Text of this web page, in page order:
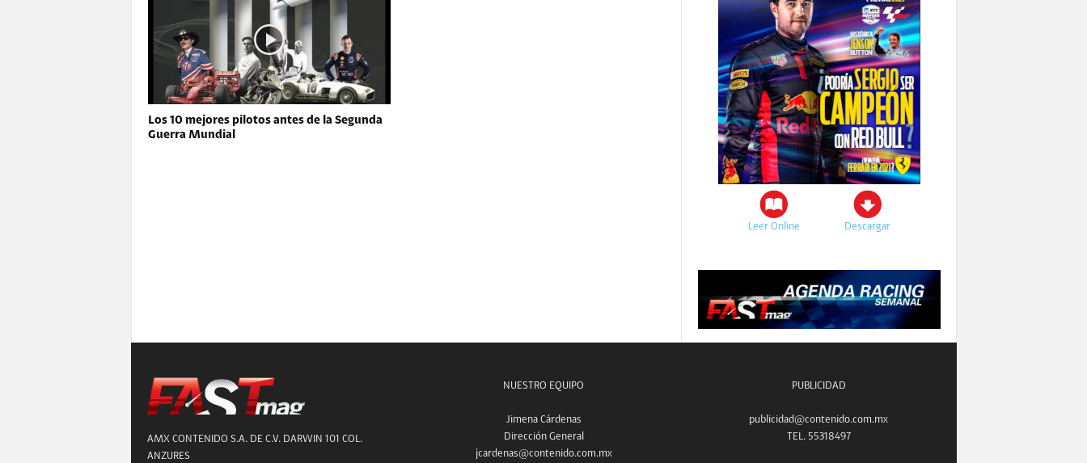
m
a
g
Los 10 mejores pilotos antes de la Segunda
Guerra Mundial
Leer Online Descargar
AMX CONTENIDO S.A. DE C.V. DARWIN 101 COL.
ANZURES
NUESTRO EQUIPO
Jimena Cárdenas
Dirección General
jcardenas@contenido.com.mx
PUBLICIDAD
publicidad@contenido.com.mx
TEL. 55318497